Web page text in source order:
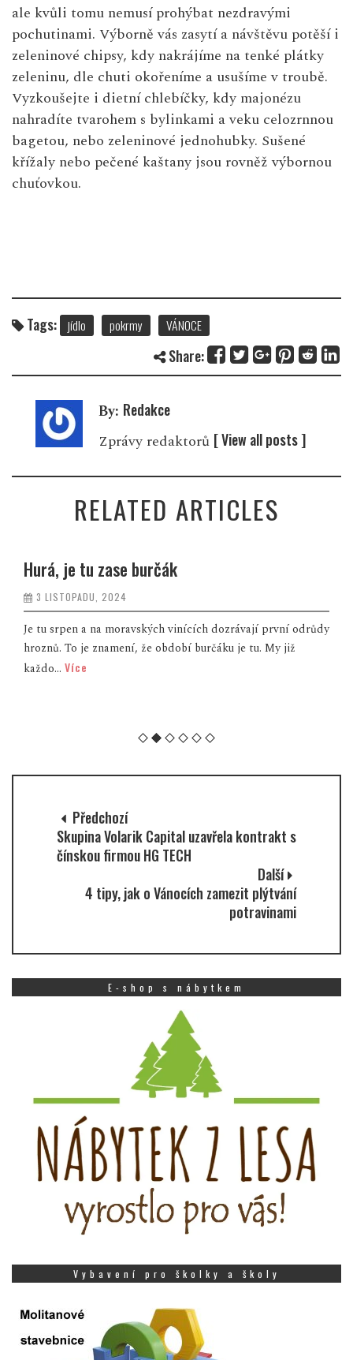
ale kvůli tomu nemusí prohýbat nezdravými
pochutinami. Výborně vás zasytí a návštěvu potěší i
zeleninové chipsy, kdy nakrájíme na tenké plátky
zeleninu, dle chuti okořeníme a usušíme v troubě.
Vyzkoušejte i dietní chlebíčky, kdy majonézu
nahradíte tvarohem s bylinkami a veku celozrnnou
bagetou, nebo zeleninové jednohubky. Sušené
křížaly nebo pečené kaštany jsou rovněž výbornou
chuťovkou.
Tags: jídlo pokrmy VÁNOCE
Share:
By: Redakce
Zprávy redaktorů [ View all posts ]
RELATED ARTICLES
Hurá, je tu zase burčák
3 LISTOPADU, 2024
Je tu srpen a na moravských vinících dozrávají první odrůdy
hroznů. To je znamení, že období burčáku je tu. My již
každo... Více
Předchozí
Skupina Volarik Capital uzavřela kontrakt s
čínskou firmou HG TECH
Další
4 tipy, jak o Vánocích zamezit plýtvání
potravinami
E-shop s nábytkem
Vybavení pro školky a školy